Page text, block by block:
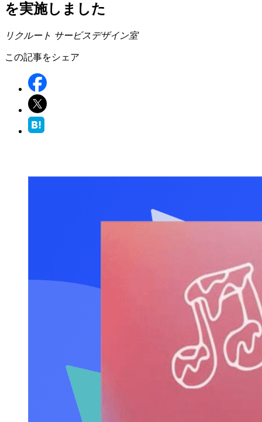
を実施しました
リクルート サービスデザイン室
この記事をシェア